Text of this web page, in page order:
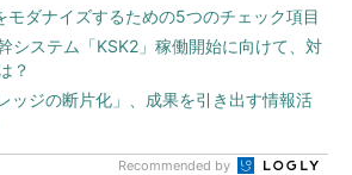
モダナイズするための5つのチェック項目
システム「KSK2」稼働開始に向けて、対
？
ッジの断片化」、成果を引き出す情報活
Recommended by